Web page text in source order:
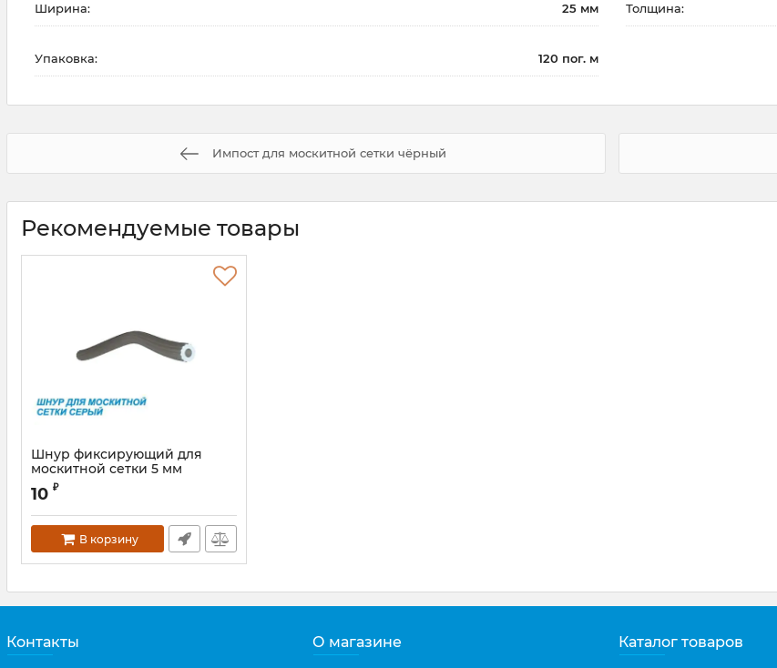
Ширина: 25 мм Толщина:
Упаковка: 120 пог. м
Импост для москитной сетки чёрный
Рекомендуемые товары
Шнур фиксирующий для
москитной сетки 5 мм
Артикул:
10 ₽
В корзину
Контакты О магазине Каталог товаров